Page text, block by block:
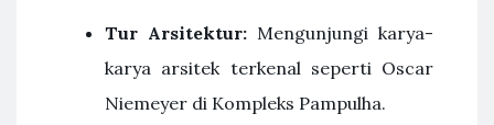
Tur Arsitektur: Mengunjungi karya-
karya arsitek terkenal seperti Oscar
Niemeyer di Kompleks Pampulha.